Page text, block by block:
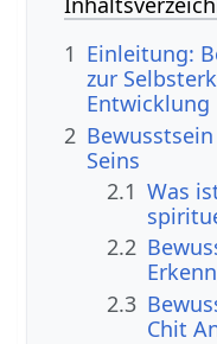
1 Einleitung:
zur
Entwicklung
2
Seins
2.1 Was
2.2
2.3
Chit